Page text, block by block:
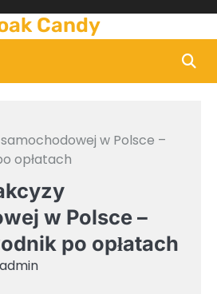
Candy
w Polsce –
opłatach
w Polsce –
po opłatach
admin